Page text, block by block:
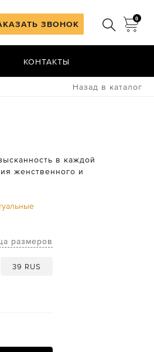
ЗВОНОК
0
КОНТАКТЫ
Назад в каталог
в каждой
женственного и
размеров
39 RUS